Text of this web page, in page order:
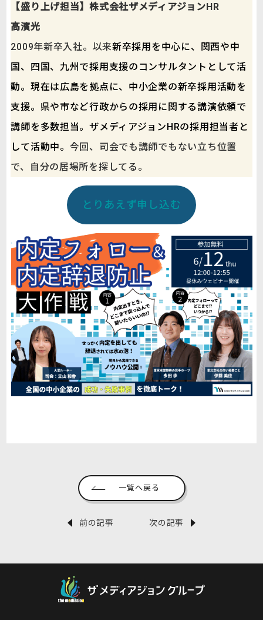
【盛り上げ担当】株式会社ザメディアジョンHR
高濱光
2009年新卒入社。以来新卒採用を中心に、関西や中
国、四国、九州で採用支援のコンサルタントとして活
動。現在は広島を拠点に、中小企業の新卒採用活動を
支援。県や市など行政からの採用に関する講演依頼で
講師を多数担当。ザメディアジョンHRの採用担当者と
して活動中。 今回、司会でも講師でもない立ち位置
で、自分の居場所を探してる。
とりあえず申し込む
前の記事
一覧へ戻る
次の記事